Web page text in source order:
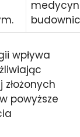
wpływa
powyższe